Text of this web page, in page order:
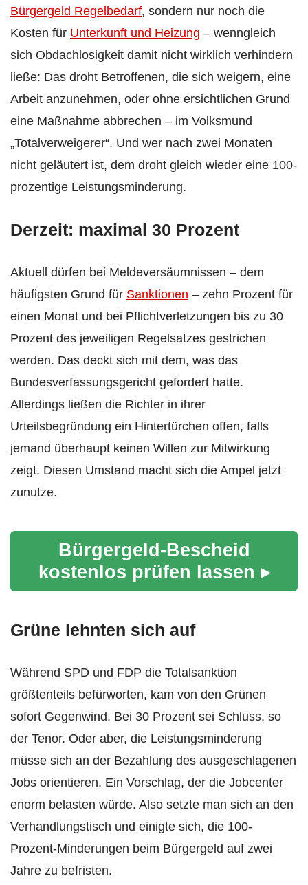
Bürgergeld Regelbedarf, sondern nur noch die
Kosten für Unterkunft und Heizung – wenngleich
sich Obdachlosigkeit damit nicht wirklich verhindern
ließe: Das droht Betroffenen, die sich weigern, eine
Arbeit anzunehmen, oder ohne ersichtlichen Grund
eine Maßnahme abbrechen – im Volksmund
„Totalverweigerer“. Und wer nach zwei Monaten
nicht geläutert ist, dem droht gleich wieder eine 100-
prozentige Leistungsminderung.
Derzeit: maximal 30 Prozent
Aktuell dürfen bei Meldeversäumnissen – dem
häufigsten Grund für Sanktionen – zehn Prozent für
einen Monat und bei Pflichtverletzungen bis zu 30
Prozent des jeweiligen Regelsatzes gestrichen
werden. Das deckt sich mit dem, was das
Bundesverfassungsgericht gefordert hatte.
Allerdings ließen die Richter in ihrer
Urteilsbegründung ein Hintertürchen offen, falls
jemand überhaupt keinen Willen zur Mitwirkung
zeigt. Diesen Umstand macht sich die Ampel jetzt
zunutze.
Bürgergeld-Bescheid
kostenlos prüfen lassen ▸
Grüne lehnten sich auf
Während SPD und FDP die Totalsanktion
größtenteils befürworten, kam von den Grünen
sofort Gegenwind. Bei 30 Prozent sei Schluss, so
der Tenor. Oder aber, die Leistungsminderung
müsse sich an der Bezahlung des ausgeschlagenen
Jobs orientieren. Ein Vorschlag, der die Jobcenter
enorm belasten würde. Also setzte man sich an den
Verhandlungstisch und einigte sich, die 100-
Prozent-Minderungen beim Bürgergeld auf zwei
Jahre zu befristen.